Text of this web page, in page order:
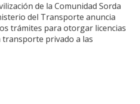
de la Comunidad Sorda
del Transporte anuncia
trámites para otorgar licencias
transporte privado a las